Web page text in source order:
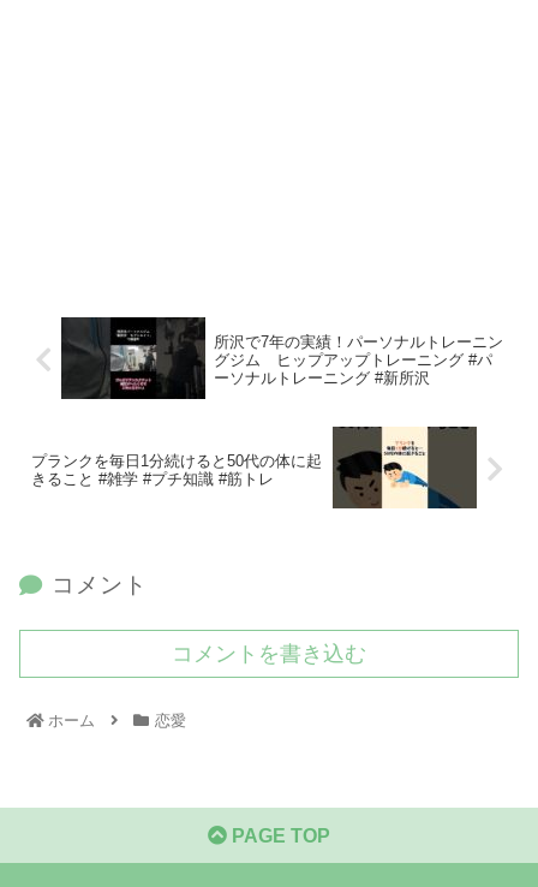
所沢で7年の実績！パーソナルトレーニン
グジム ヒップアップトレーニング #パ
ーソナルトレーニング #新所沢
プランクを毎日1分続けると50代の体に起
きること #雑学 #プチ知識 #筋トレ
コメント
コメントを書き込む
ホーム 恋愛
PAGE TOP